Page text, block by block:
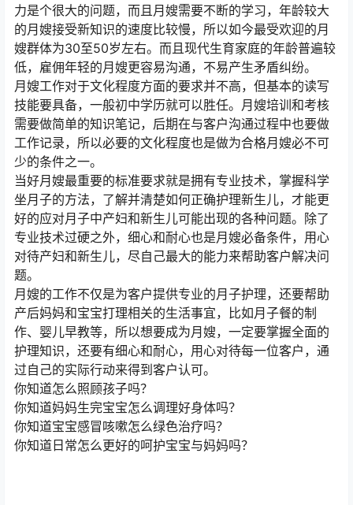
力是个很大的问题，而且月嫂需要不断的学习，年龄较大
的月嫂接受新知识的速度比较慢，所以如今最受欢迎的月
嫂群体为30至50岁左右。而且现代生育家庭的年龄普遍较
低，雇佣年轻的月嫂更容易沟通，不易产生矛盾纠纷。
月嫂工作对于文化程度方面的要求并不高，但基本的读写
技能要具备，一般初中学历就可以胜任。月嫂培训和考核
需要做简单的知识笔记，后期在与客户沟通过程中也要做
工作记录，所以必要的文化程度也是做为合格月嫂必不可
少的条件之一。
当好月嫂最重要的标准要求就是拥有专业技术，掌握科学
坐月子的方法，了解并清楚如何正确护理新生儿，才能更
好的应对月子中产妇和新生儿可能出现的各种问题。除了
专业技术过硬之外，细心和耐心也是月嫂必备条件，用心
对待产妇和新生儿，尽自己最大的能力来帮助客户解决问
题。
月嫂的工作不仅是为客户提供专业的月子护理，还要帮助
产后妈妈和宝宝打理相关的生活事宜，比如月子餐的制
作、婴儿早教等，所以想要成为月嫂，一定要掌握全面的
护理知识，还要有细心和耐心，用心对待每一位客户，通
过自己的实际行动来得到客户认可。
你知道怎么照顾孩子吗？
你知道妈妈生完宝宝怎么调理好身体吗？
你知道宝宝感冒咳嗽怎么绿色治疗吗？
你知道日常怎么更好的呵护宝宝与妈妈吗？